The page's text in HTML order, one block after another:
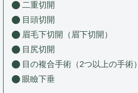
二重切開
目頭切開
眉毛下切開（眉下切開）
目尻切開
目の複合手術（2つ以上の手術）
眼瞼下垂